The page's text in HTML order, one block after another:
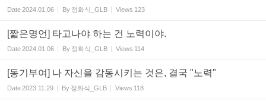
Date2024.01.06 By 정화식_GLB Views 123
[짧은명언] 타고나야 하는 건 노력이야.
Date2024.01.06 By 정화식_GLB Views 114
[동기부여] 나 자신을 감동시키는 것은, 결국 "노력"
Date2023.11.29 By 정화식_GLB Views 118